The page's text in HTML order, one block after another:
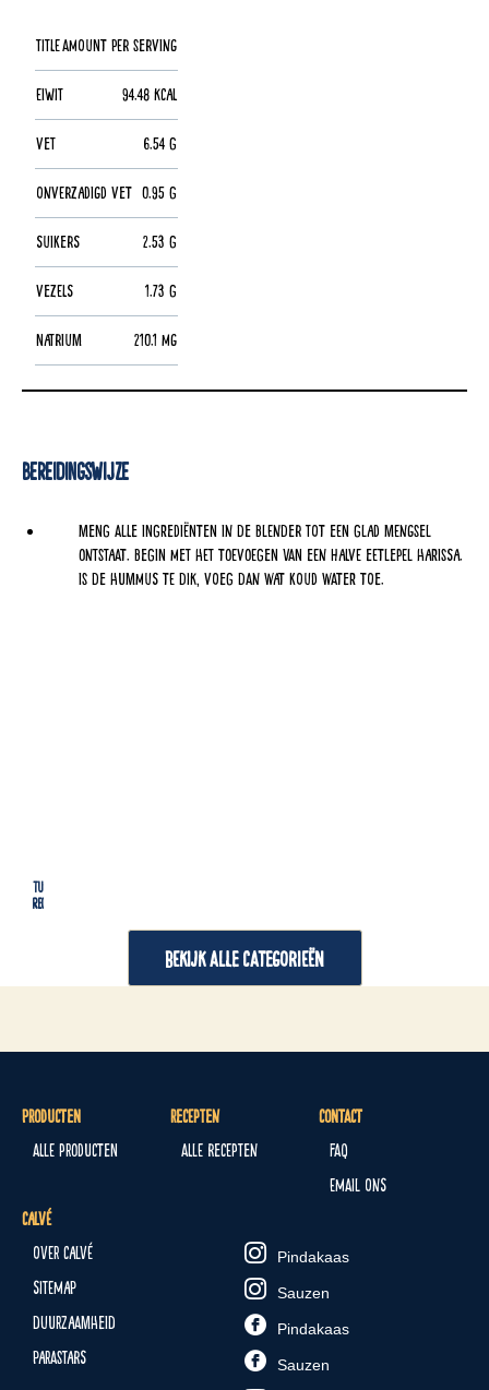
TitleAmount per Serving
Eiwit 94.48 kcal
Vet 6.54 g
Onverzadigd vet 0.95 g
Suikers 2.53 g
Vezels 1.73 g
Natrium 210.1 mg
Bereidingswijze
Meng alle ingrediënten in de blender tot een glad mengsel
ontstaat. Begin met het toevoegen van een halve eetlepel harissa.
Is de hummus te dik, voeg dan wat koud water toe.
Tussendoortjes
Recepten
BEKIJK ALLE CATEGORIEËN
Producten
Alle producten
Recepten
Alle recepten
Contact
FAQ
Email ons
Calvé
Over Calvé
Sitemap
Duurzaamheid
Parastars
Pindakaas
Sauzen
Pindakaas
Sauzen